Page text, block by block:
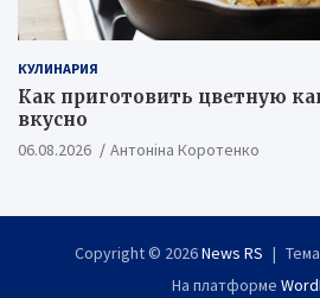
КУЛИНАРИЯ
Как приготовить цветную
вкусно
06.08.2026 Антоніна Коротенко
Copyright © 2026News RS
На платформе